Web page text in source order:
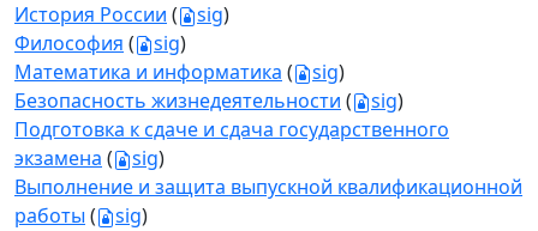
История России ( sig)
Философия ( sig)
Математика и информатика ( sig)
Безопасность жизнедеятельности ( sig)
Подготовка к сдаче и сдача государственного
экзамена ( sig)
Выполнение и защита выпускной квалификационной
работы ( sig)